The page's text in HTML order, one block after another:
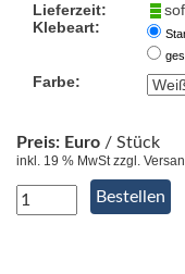
Lieferzeit:
Klebeart:
Farbe:
Preis: Euro / Stück
inkl. 19 % MwSt zzgl.